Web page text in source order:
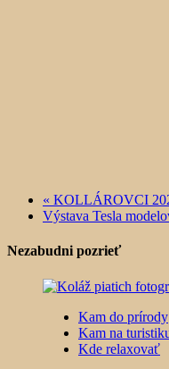
« KOLLÁROVCI
Výstava Tesla
Nezabudni pozrieť
Kam do prírody
Kam na
Kde relaxovať